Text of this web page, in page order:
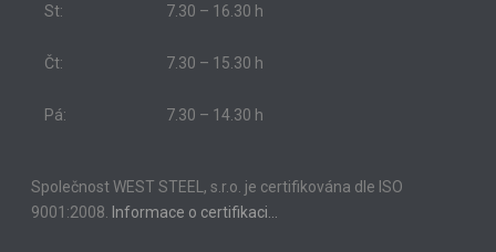
St: 7.30 – 16.30 h
Čt: 7.30 – 15.30 h
Pá: 7.30 – 14.30 h
Společnost WEST STEEL, s.r.o. je certifikována dle ISO
9001:2008.
Informace o certifikaci…